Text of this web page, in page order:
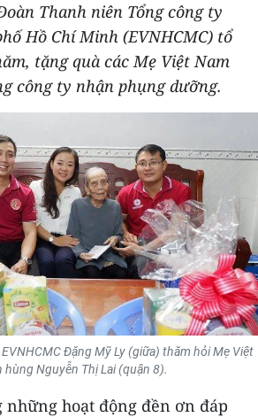
NGHỆ
Thanh niên Tổng công ty
Hồ Chí Minh (EVNHCMC) tổ
tặng quà các Mẹ Việt Nam
công ty nhận phụng dưỡng.
Đặng Mỹ Ly (giữa) thăm hỏi Mẹ Việt
hùng Nguyễn Thị Lai (quận 8).
hoạt động đền ơn đáp